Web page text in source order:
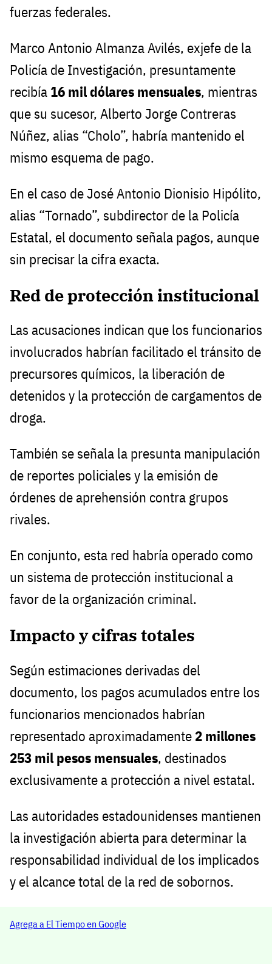
fuerzas federales.
Marco Antonio Almanza Avilés, exjefe de la
Policía de Investigación, presuntamente
recibía 16 mil dólares mensuales, mientras
que su sucesor, Alberto Jorge Contreras
Núñez, alias “Cholo”, habría mantenido el
mismo esquema de pago.
En el caso de José Antonio Dionisio Hipólito,
alias “Tornado”, subdirector de la Policía
Estatal, el documento señala pagos, aunque
sin precisar la cifra exacta.
Red de protección institucional
Las acusaciones indican que los funcionarios
involucrados habrían facilitado el tránsito de
precursores químicos, la liberación de
detenidos y la protección de cargamentos de
droga.
También se señala la presunta manipulación
de reportes policiales y la emisión de
órdenes de aprehensión contra grupos
rivales.
En conjunto, esta red habría operado como
un sistema de protección institucional a
favor de la organización criminal.
Impacto y cifras totales
Según estimaciones derivadas del
documento, los pagos acumulados entre los
funcionarios mencionados habrían
representado aproximadamente 2 millones
253 mil pesos mensuales, destinados
exclusivamente a protección a nivel estatal.
Las autoridades estadounidenses mantienen
la investigación abierta para determinar la
responsabilidad individual de los implicados
y el alcance total de la red de sobornos.
Agrega a El Tiempo en Google